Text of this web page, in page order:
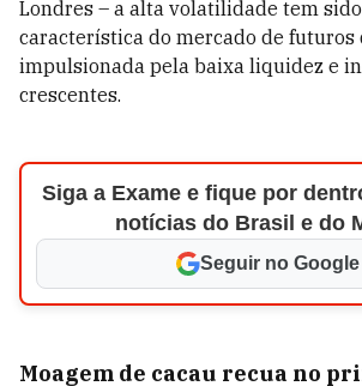
Londres – a alta volatilidade tem
característica do mercado de futuros
impulsionada pela baixa liquidez e
crescentes.
Siga a Exame e fique por
notícias do Brasil e do
Seguir no Google
Moagem de cacau recua no